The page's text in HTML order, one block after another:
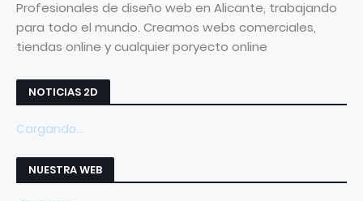
Profesionales de diseño web en Alicante, trabajando
para todo el mundo. Creamos webs comerciales,
tiendas online y cualquier poryecto online
NOTICIAS 2D
Cargando...
NUESTRA WEB